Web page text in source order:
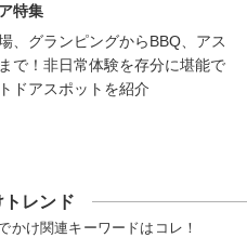
特集
、グランピングからBBQ、アス
で！非日常体験を存分に堪能で
ドアスポットを紹介
トレンド
かけ関連キーワードはコレ！